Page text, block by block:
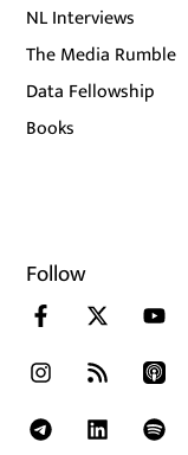
NL Interviews
The Media Rumble
Data Fellowship
Books
Follow